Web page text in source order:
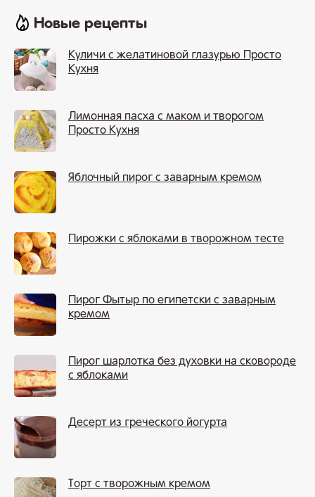
Новые рецепты
Куличи с желатиновой глазурью Просто
Кухня
Лимонная пасха с маком и творогом
Просто Кухня
Яблочный пирог с заварным кремом
Пирожки с яблоками в творожном тесте
Пирог Фытыр по египетски с заварным
кремом
Пирог шарлотка без духовки на сковороде
с яблоками
Десерт из греческого йогурта
Торт с творожным кремом